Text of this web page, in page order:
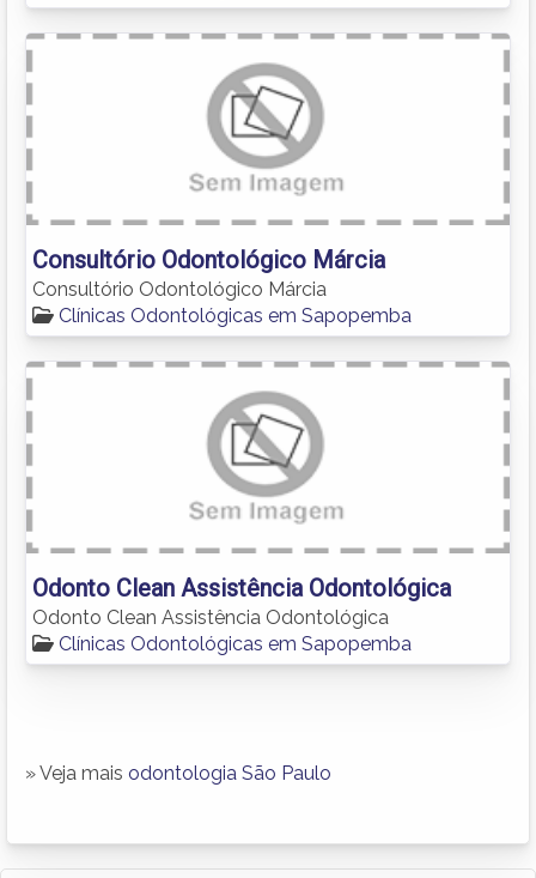
Consultório Odontológico Márcia
Consultório Odontológico Márcia
Clínicas Odontológicas em Sapopemba
Odonto Clean Assistência Odontológica
Odonto Clean Assistência Odontológica
Clínicas Odontológicas em Sapopemba
» Veja mais odontologia São Paulo